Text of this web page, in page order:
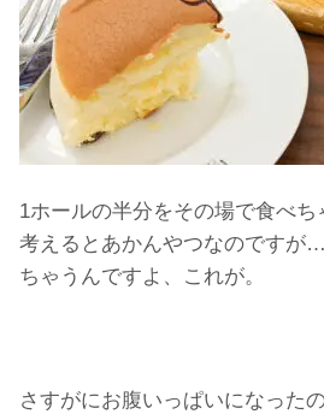
1ホールの半分をその場で食べ
考えるとあかんやつなのですが
ちゃうんですよ、これが。
さすがにお腹いっぱいになった